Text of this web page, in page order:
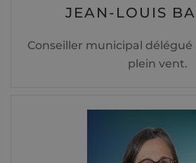
JEAN-LOUIS
Conseiller municipal
plein vent.